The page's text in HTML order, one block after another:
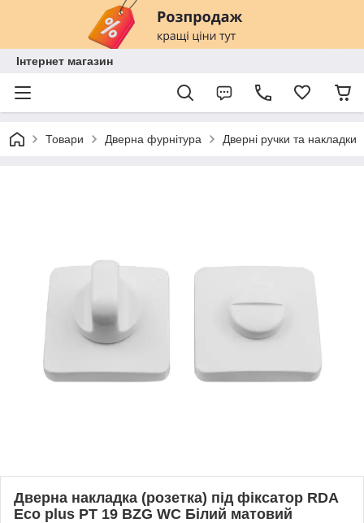
Інтернет магазин
Товари Дверна фурнітура Дверні ручки та накладки
Дверна накладка (розетка) під фіксатор RDA
Eco plus PT 19 BZG WC Білий матовий